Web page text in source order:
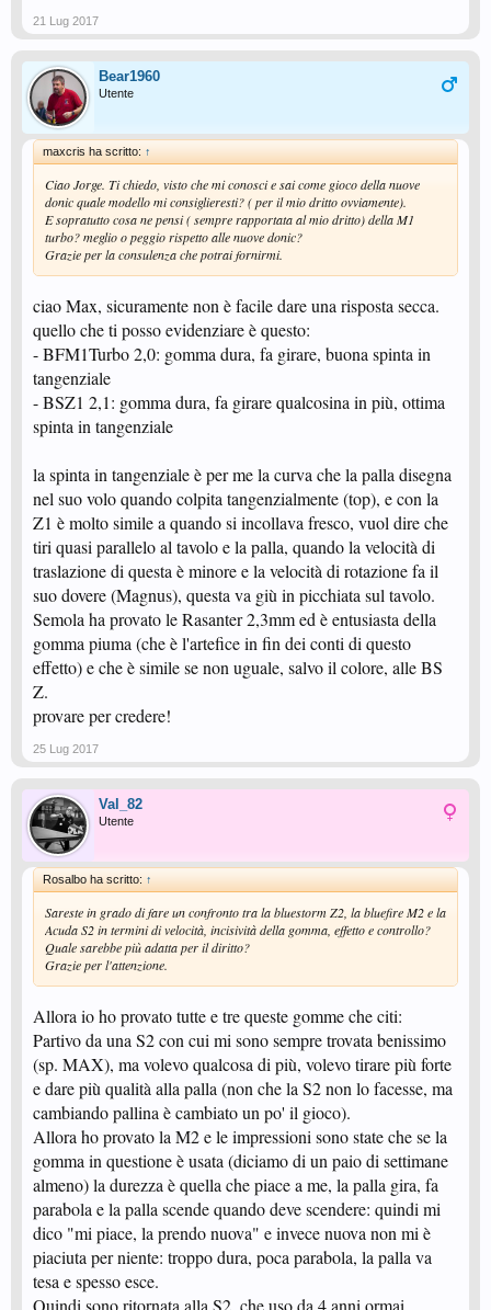
21 Lug 2017
Bear1960
Utente
maxcris ha scritto: ↑
Ciao Jorge. Ti chiedo, visto che mi conosci e sai come gioco della nuove
donic quale modello mi consiglieresti? ( per il mio dritto ovviamente).
E sopratutto cosa ne pensi ( sempre rapportata al mio dritto) della M1
turbo? meglio o peggio rispetto alle nuove donic?
Grazie per la consulenza che potrai fornirmi.
ciao Max, sicuramente non è facile dare una risposta secca.
quello che ti posso evidenziare è questo:
- BFM1Turbo 2,0: gomma dura, fa girare, buona spinta in
tangenziale
- BSZ1 2,1: gomma dura, fa girare qualcosina in più, ottima
spinta in tangenziale
la spinta in tangenziale è per me la curva che la palla disegna
nel suo volo quando colpita tangenzialmente (top), e con la
Z1 è molto simile a quando si incollava fresco, vuol dire che
tiri quasi parallelo al tavolo e la palla, quando la velocità di
traslazione di questa è minore e la velocità di rotazione fa il
suo dovere (Magnus), questa va giù in picchiata sul tavolo.
Semola ha provato le Rasanter 2,3mm ed è entusiasta della
gomma piuma (che è l'artefice in fin dei conti di questo
effetto) e che è simile se non uguale, salvo il colore, alle BS
Z.
provare per credere!
25 Lug 2017
Val_82
Utente
Rosalbo ha scritto: ↑
Sareste in grado di fare un confronto tra la bluestorm Z2, la bluefire M2 e la
Acuda S2 in termini di velocità, incisività della gomma, effetto e controllo?
Quale sarebbe più adatta per il diritto?
Grazie per l'attenzione.
Allora io ho provato tutte e tre queste gomme che citi:
Partivo da una S2 con cui mi sono sempre trovata benissimo
(sp. MAX), ma volevo qualcosa di più, volevo tirare più forte
e dare più qualità alla palla (non che la S2 non lo facesse, ma
cambiando pallina è cambiato un po' il gioco).
Allora ho provato la M2 e le impressioni sono state che se la
gomma in questione è usata (diciamo di un paio di settimane
almeno) la durezza è quella che piace a me, la palla gira, fa
parabola e la palla scende quando deve scendere: quindi mi
dico "mi piace, la prendo nuova" e invece nuova non mi è
piaciuta per niente: troppo dura, poca parabola, la palla va
tesa e spesso esce.
Quindi sono ritornata alla S2, che uso da 4 anni ormai...